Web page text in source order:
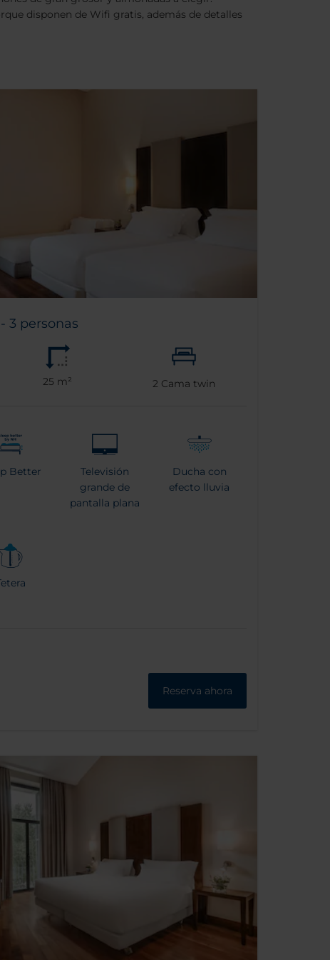
disponen de Wifi gratis, además de detalles
3 personas
25 m² 2 Cama twin
Better
Televisión
grande de
pantalla plana
Ducha con
efecto lluvia
Reserva ahora